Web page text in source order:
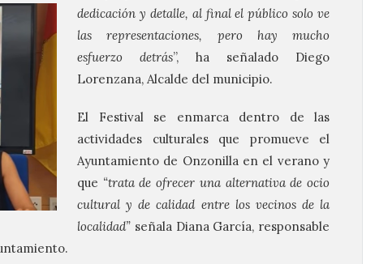
dedicación y detalle, al final el público solo ve
las representaciones, pero hay mucho
esfuerzo detrás”, ha señalado Diego
Lorenzana, Alcalde del municipio.
El Festival se enmarca dentro de las
actividades culturales que promueve el
Ayuntamiento de Onzonilla en el verano y
que “trata de ofrecer una alternativa de ocio
cultural y de calidad entre los vecinos de la
localidad” señala Diana García, responsable